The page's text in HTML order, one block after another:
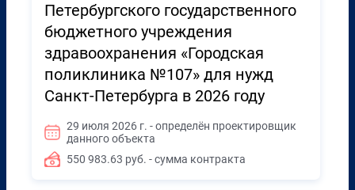
Петербургского государственного
бюджетного учреждения
здравоохранения «Городская
поликлиника №107» для нужд
Санкт-Петербурга в 2026 году
29 июля 2026 г. - определён проектировщик
данного объекта
550 983.63 руб. - сумма контракта